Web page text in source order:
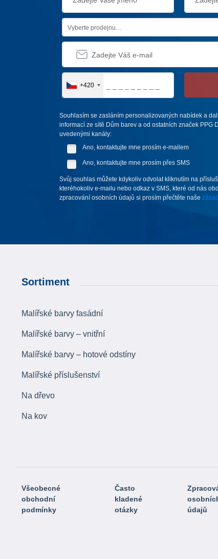
Vyberte prodejnu…
+420
Souhlasím se zasláním personalizovaných nabídek a
informací ze sítě Dům barev a od ostatních značek PPG
uvedenými kanály:
Ano, kontaktujte mne prosím e-mailem
Ano, kontaktujte mne prosím přes SMS
Svůj souhlas můžete kdykoliv odvolat kliknutím na
kteréhokoliv e-mailu nebo odkaz v SMS, které od nás
zpracování osobních údajů si prosím přečtěte naše
Sortiment
Malířské barvy fasádní
Malířské barvy – vnitřní
Malířské barvy – hotové odstíny
Malířské příslušenství
Na dřevo
Na kov
Všeobecné
obchodní
podmínky
Často
kladené
otázky
údajů